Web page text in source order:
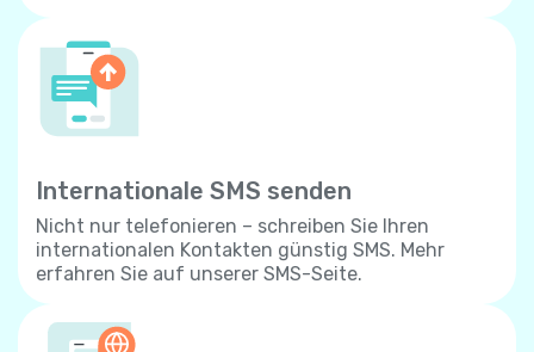
Internationale SMS senden
Nicht nur telefonieren – schreiben Sie Ihren
internationalen Kontakten günstig SMS. Mehr
erfahren Sie auf unserer SMS-Seite.